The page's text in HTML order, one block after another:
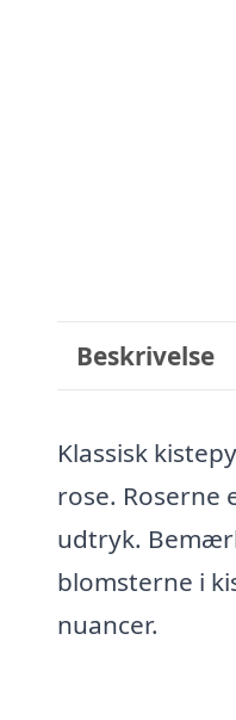
Beskrivelse
Klassisk
rose. Roserne
udtryk.
blomsterne i
nuancer.